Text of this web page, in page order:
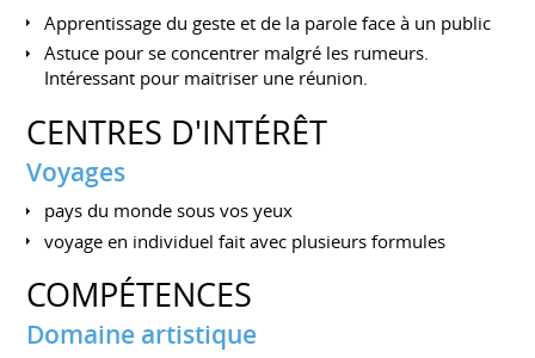
Apprentissage du geste et de la parole face à un public
Astuce pour se concentrer malgré les rumeurs.
Intéressant pour maitriser une réunion.
CENTRES D'INTÉRÊT
Voyages
pays du monde sous vos yeux
voyage en individuel fait avec plusieurs formules
COMPÉTENCES
Domaine artistique